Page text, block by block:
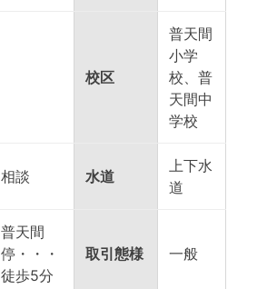
校区
普天間
小学
校、普
天間中
学校
相談 水道
上下水
道
普天間
停・・・
徒歩5分
取引態様 一般